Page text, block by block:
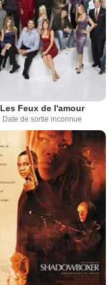
Les Feux de l'amour
Date de sortie inconnue